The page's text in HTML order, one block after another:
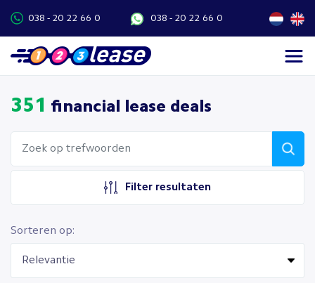
038 - 20 22 66 0 038 - 20 22 66 0
351 financial lease deals
Filter resultaten
Sorteren op: